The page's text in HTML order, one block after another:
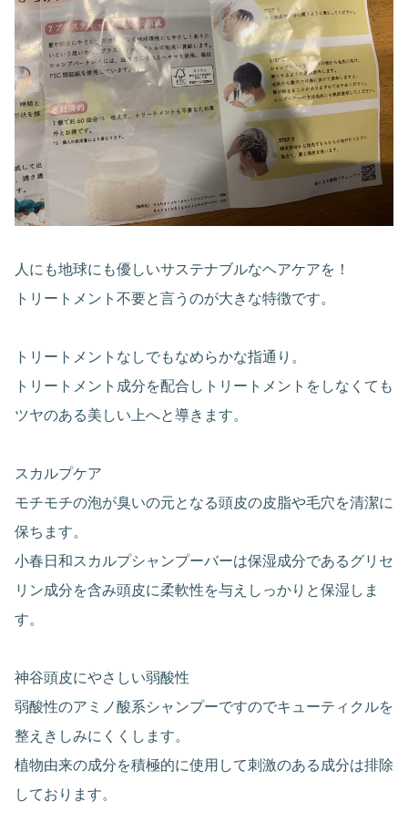
人にも地球にも優しいサステナブルなヘアケアを！
トリートメント不要と言うのが大きな特徴です。
トリートメントなしでもなめらかな指通り。
トリートメント成分を配合しトリートメントをしなくても
ツヤのある美しい上へと導きます。
スカルプケア
モチモチの泡が臭いの元となる頭皮の皮脂や毛穴を清潔に
保ちます。
小春日和スカルプシャンプーバーは保湿成分であるグリセ
リン成分を含み頭皮に柔軟性を与えしっかりと保湿しま
す。
神谷頭皮にやさしい弱酸性
弱酸性のアミノ酸系シャンプーですのでキューティクルを
整えきしみにくくします。
植物由来の成分を積極的に使用して刺激のある成分は排除
しております。